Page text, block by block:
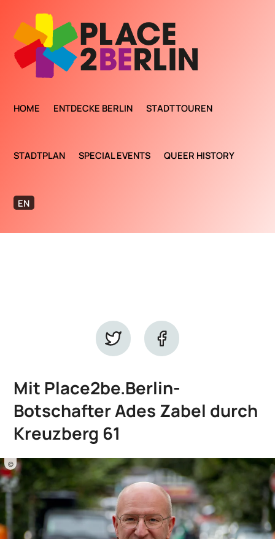
HOME ENTDECKE BERLIN STADTTOUREN
STADTPLAN SPECIAL EVENTS QUEER HISTORY
EN
Mit Place2be.Berlin-
Botschafter Ades Zabel durch
Kreuzberg 61
©